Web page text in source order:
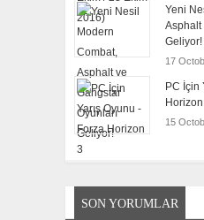
Yeni
Asphalt
Geliyor!
17
PC İçin
15
SON YORUMLAR